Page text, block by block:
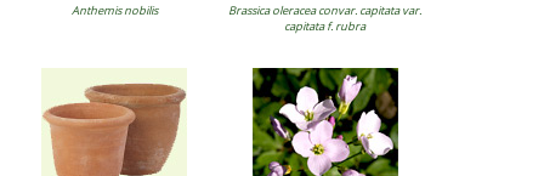
Anthemis nobilis
Brassica oleracea convar. capitata var.
capitata f. rubra